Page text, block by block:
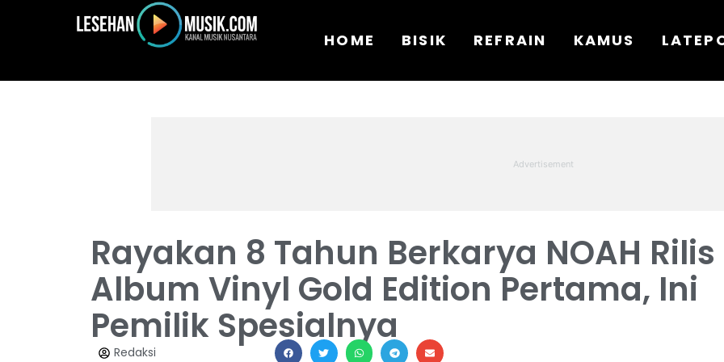
HOME BISIK REFRAIN KAMUS
Rayakan 8 Tahun Berkarya NOAH Rilis
Album Vinyl Gold Edition Pertama, Ini
Pemilik Spesialnya
Redaksi